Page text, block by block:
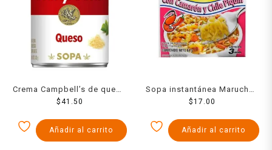
Crema Campbell’s de queso
420 g
$41.50
Añadir al carrito
Sopa instantánea Maruchan
Instant Lunch con camarón
$17.00
Añadir al carrito